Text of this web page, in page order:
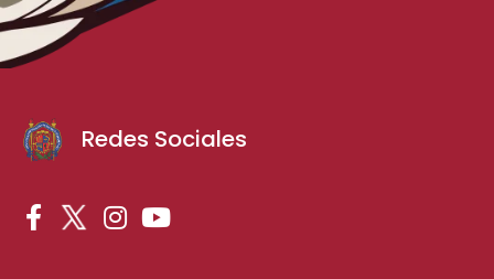
Redes Sociales